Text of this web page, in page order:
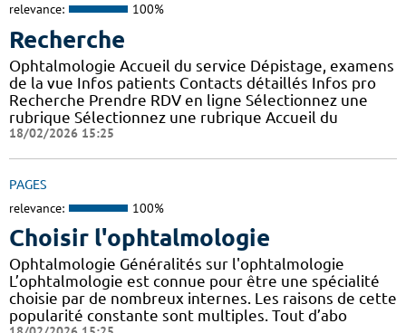
relevance: 100%
Recherche
Ophtalmologie Accueil du service Dépistage, examens
de la vue Infos patients Contacts détaillés Infos pro
Recherche Prendre RDV en ligne Sélectionnez une
rubrique Sélectionnez une rubrique Accueil du
18/02/2026 15:25
PAGES
relevance: 100%
Choisir l'ophtalmologie
Ophtalmologie Généralités sur l'ophtalmologie
L’ophtalmologie est connue pour être une spécialité
choisie par de nombreux internes. Les raisons de cette
popularité constante sont multiples. Tout d’abo